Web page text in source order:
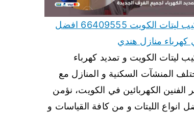
تركيب ليتات الكويت 66409555 افضل
كهرباء منازل هندي
ليتات الكويت و تمديد كهرباء
المنشآت السكنية و المنازل مع
الفنين الكهربائين في الكويت، نؤمن
انواع الليتات و من كافة القياسات و